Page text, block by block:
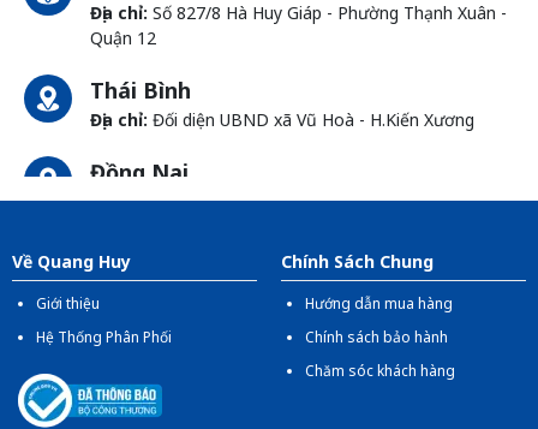
Địa chỉ: Số 827/8 Hà Huy Giáp - Phường Thạnh Xuân -
Quận 12
Thái Bình
Địa chỉ: Đối diện UBND xã Vũ Hoà - H.Kiến Xương
Đồng Nai
Địa chỉ:1066- QL 51 Tổ 3 - Ấp Đồng - Phước Tân -
Về Quang Huy
Giới thiệu
Hệ Thống Phân Phối
Chính Sách Chung
Hướng dẫn mua hàng
Chính sách bảo hành
Chăm sóc khách hàng